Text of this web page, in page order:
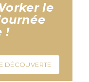
le
!
DÉCOUVERTE